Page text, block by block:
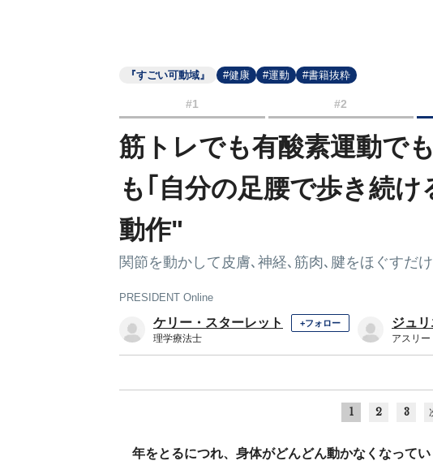
『すごい可動域』 #健康 #運動 #書籍抜粋
#1 #2
筋トレでも有酸素運動で
も｢自分の足腰で歩き続
動作"
関節を動かして皮膚､神経､筋肉､腱をほぐすだけ
PRESIDENT Online
ケリー・スターレット +フォロー
理学療法士
ジュ
アスリ
1 2 3
年をとるにつれ、身体がどんどん動かなくなって